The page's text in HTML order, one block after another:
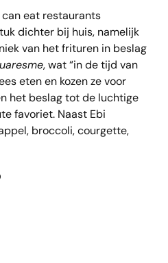
can eat restaurants
dichter bij huis, namelijk
van het frituren in beslag
, wat “in de tijd van
eten en kozen ze voor
het beslag tot de luchtige
favoriet. Naast Ebi
broccoli, courgette,